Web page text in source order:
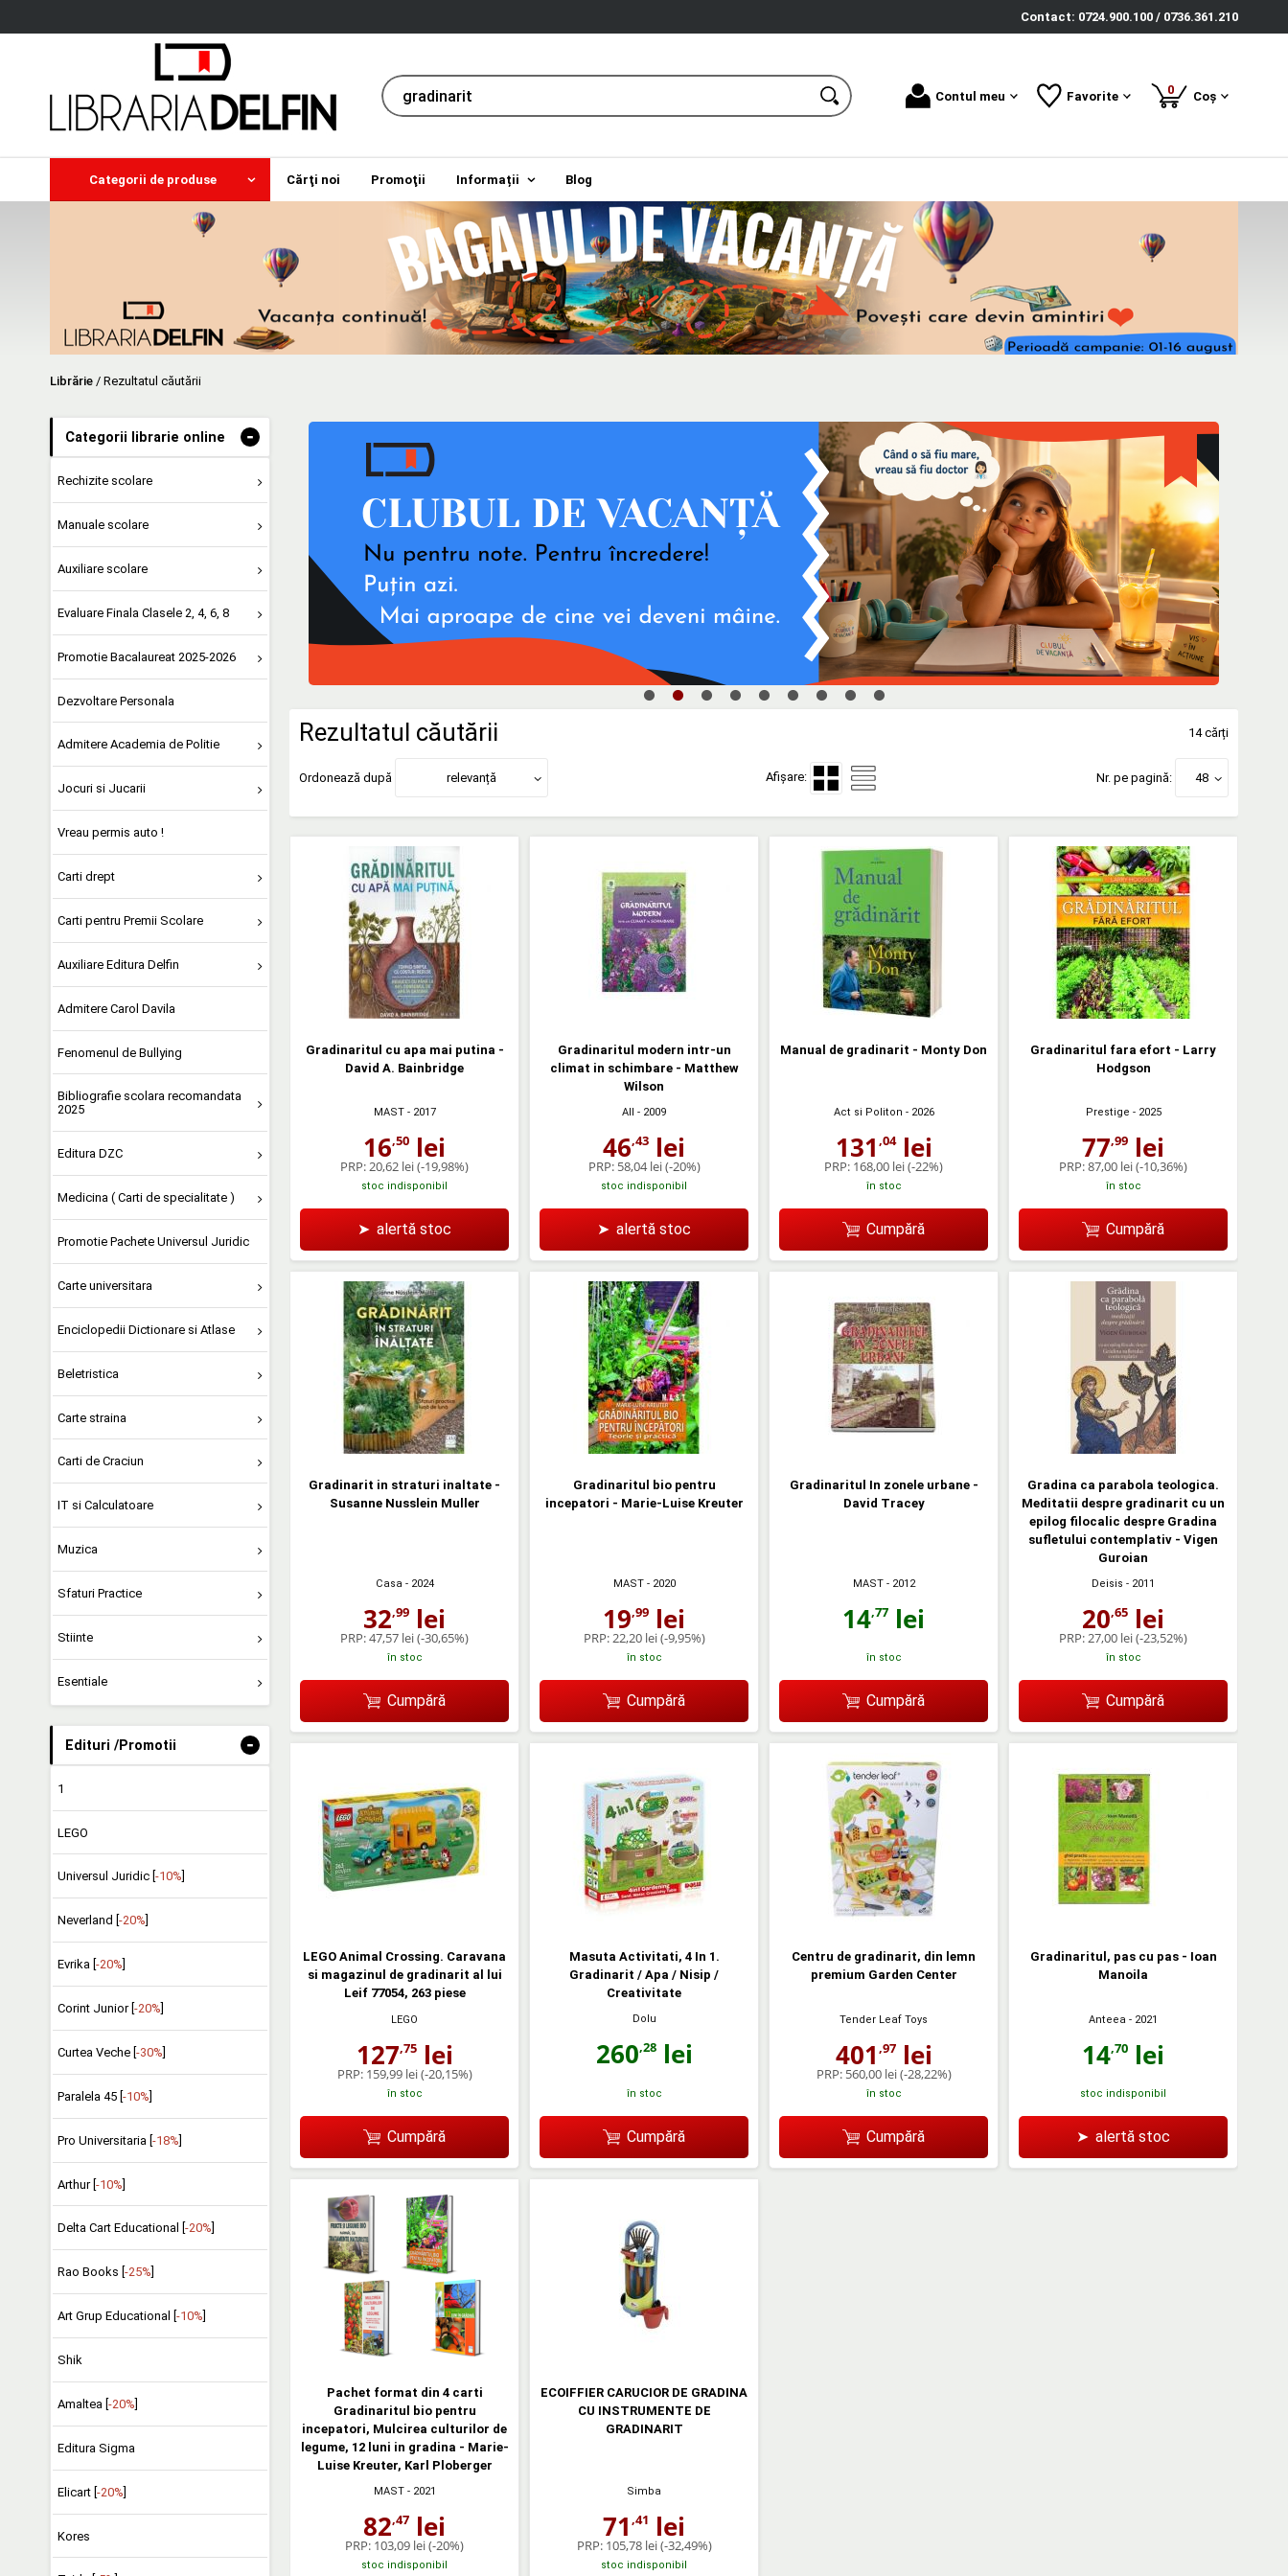
Contact: 0724.900.100 / 0736.361.210
Contul meu Favorite 0produse
Coș
Categorii de produse Cărţi noi Promoţii Informații Blog
Librărie / Rezultatul căutării
Categorii librarie online -
Rechizite scolare
Manuale scolare
Auxiliare scolare
Evaluare Finala Clasele 2, 4, 6, 8
Promotie Bacalaureat 2025-2026
Dezvoltare Personala
Admitere Academia de Politie
Jocuri si Jucarii
Vreau permis auto !
Carti drept
Carti pentru Premii Scolare
Auxiliare Editura Delfin
Admitere Carol Davila
Fenomenul de Bullying
Bibliografie scolara recomandata
2025
Editura DZC
Medicina ( Carti de specialitate )
Promotie Pachete Universul Juridic
Carte universitara
Enciclopedii Dictionare si Atlase
Beletristica
Carte straina
Carti de Craciun
IT si Calculatoare
Muzica
Sfaturi Practice
Stiinte
Esentiale
Edituri /Promotii -
1
LEGO
Universul Juridic [ -10%
Neverland [ -20%
Evrika [ -20%
Corint Junior [ -20%
Curtea Veche [ -30%
Paralela 45 [ -10%
Pro Universitaria [-18%]
Arthur [-10%]
Delta Cart Educational [ -20%
Rao Books [ -25%
Art Grup Educational [ -10%
Shik
Amaltea [ -20%
Editura Sigma
Elicart [-20%]
Kores
Rezultatul căutării 14 cărți
Ordonează după relevanță Afișare: Nr. pe pagină: 48
Gradinaritul cu apa mai putina -
David A. Bainbridge
MAST- 2017
16,50 lei
PRP:20,62 lei(-19,98%)
stoc indisponibil
➤ alertă stoc
Gradinaritul modern intr-un
climat in schimbare - Matthew
Wilson
All - 2009
46,43 lei
PRP: 58,04 lei(-20%)
stoc indisponibil
➤ alertă stoc
Manual de gradinarit - Monty Don
Act si Politon - 2026
131 ,04lei
PRP: 168,00 lei(-22%)
în stoc
Cumpără
Gradinaritul fara efort - Larry
Hodgson
Prestige - 2025
77,99 lei
PRP:87,00 lei(-10,36%)
în stoc
Cumpără
Gradinarit in straturi inaltate -
Susanne Nusslein Muller
Casa- 2024
32,99 lei
PRP:47,57 lei(-30,65%)
în stoc
Cumpără
Gradinaritul bio pentru
incepatori - Marie-Luise Kreuter
MAST- 2020
19,99 lei
PRP:22,20 lei(-9,95%)
în stoc
Cumpără
Gradinaritul In zonele urbane -
David Tracey
MAST- 2012
14,77 lei
în stoc
Cumpără
Gradina ca parabola teologica.
Meditatii despre gradinarit cu un
epilog filocalic despre Gradina
sufletului contemplativ - Vigen
Guroian
Deisis - 2011
20,65 lei
PRP:27,00 lei(-23,52%)
în stoc
Cumpără
LEGO Animal Crossing. Caravana
si magazinul de gradinarit al lui
Leif 77054, 263 piese
LEGO
127,75lei
PRP: 159,99 lei(-20,15%)
în stoc
Cumpără
Masuta Activitati, 4 In 1.
Gradinarit / Apa / Nisip /
Creativitate
Dolu
260,28lei
în stoc
Cumpără
Centru de gradinarit, din lemn
premium Garden Center
Tender Leaf Toys
401 ,97lei
PRP: 560,00 lei(-28,22%)
în stoc
Cumpără
Gradinaritul, pas cu pas - Ioan
Manoila
Anteea - 2021
14,70 lei
stoc indisponibil
➤ alertă stoc
Pachet format din 4 carti
Gradinaritul bio pentru
incepatori, Mulcirea culturilor de
legume, 12 luni in gradina - Marie-
Luise Kreuter, Karl Ploberger
MAST- 2021
82,47 lei
PRP: 103,09 lei(-20%)
stoc indisponibil
ECOIFFIER CARUCIOR DE GRADINA
CU INSTRUMENTE DE
GRADINARIT
Simba
71 ,41 lei
PRP: 105,78 lei(-32,49%)
stoc indisponibil